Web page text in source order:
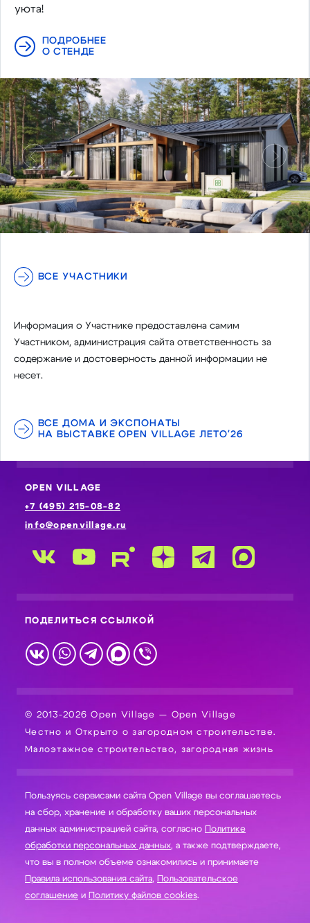
уюта!
ПОДРОБНЕЕ
О СТЕНДЕ
Предыдущий
ВСЕ УЧАСТНИКИ
Информация о Участнике предоставлена самим
Участником, администрация сайта ответственность за
содержание и достоверность данной информации не
несет.
ВСЕ ДОМА И ЭКСПОНАТЫ
НА ВЫСТАВКЕ OPEN VILLAGE ЛЕТО'26
OPEN VILLAGE
+7 (495) 215-08-82
info@openvillage.ru
ПОДЕЛИТЬСЯ ССЫЛКОЙ
© 2013-2026 Open Village — Open Village
Честно и Открыто о загородном строительстве.
Малоэтажное строительство, загородная жизнь
Пользуясь сервисами сайта Open Village вы соглашаетесь
на сбор, хранение и обработку ваших персональных
данных администрацией сайта, согласно Политике
обработки персональных данных, а также подтверждаете,
что вы в полном объеме ознакомились и принимаете
Правила использования сайта, Пользовательское
соглашение и Политику файлов cookies.